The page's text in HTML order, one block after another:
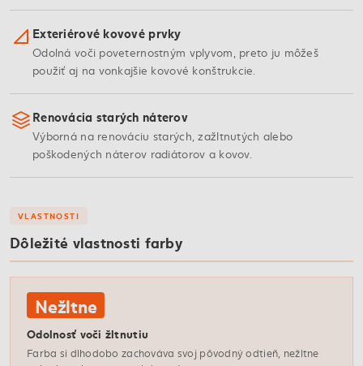
Exteriérové kovové prvky
Odolná voči poveternostným vplyvom, preto ju môžeš
použiť aj na vonkajšie kovové konštrukcie.
Renovácia starých náterov
Výborná na renováciu starých, zažltnutých alebo
poškodených náterov radiátorov a kovov.
VLASTNOSTI
Dôležité vlastnosti farby
Nežltne
Odolnosť voči žltnutiu
Farba si dlhodobo zachováva svoj pôvodný odtieň, nežltne